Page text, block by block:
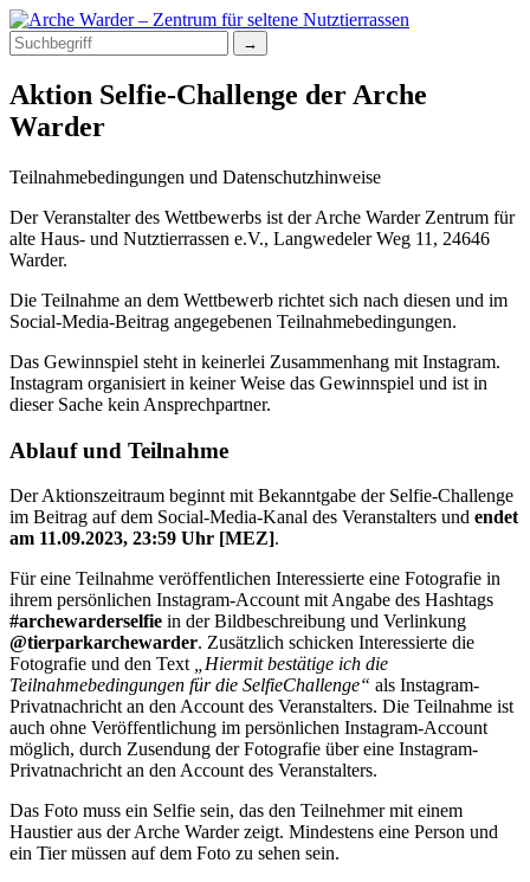
Aktion Selfie-Challenge der Arche
Warder
Teilnahmebedingungen und Datenschutzhinweise
Der Veranstalter des Wettbewerbs ist der Arche Warder Zentrum für
alte Haus- und Nutztierrassen e.V., Langwedeler Weg 11, 24646
Warder.
Die Teilnahme an dem Wettbewerb richtet sich nach diesen und im
Social-Media-Beitrag angegebenen Teilnahmebedingungen.
Das Gewinnspiel steht in keinerlei Zusammenhang mit Instagram.
Instagram organisiert in keiner Weise das Gewinnspiel und ist in
dieser Sache kein Ansprechpartner.
Ablauf und Teilnahme
Der Aktionszeitraum beginnt mit Bekanntgabe der Selfie-Challenge
im Beitrag auf dem Social-Media-Kanal des Veranstalters und endet
am 11.09.2023, 23:59 Uhr [MEZ].
Für eine Teilnahme veröffentlichen Interessierte eine Fotografie in
ihrem persönlichen Instagram-Account mit Angabe des Hashtags
#archewarderselfie in der Bildbeschreibung und Verlinkung
@tierparkarchewarder. Zusätzlich schicken Interessierte die
Fotografie und den Text
„Hiermit bestätige ich die
Teilnahmebedingungen für die SelfieChallenge“ als Instagram-
Privatnachricht an den Account des Veranstalters. Die Teilnahme ist
auch ohne Veröffentlichung im persönlichen Instagram-Account
möglich, durch Zusendung der Fotografie über eine Instagram-
Privatnachricht an den Account des Veranstalters.
Das Foto muss ein Selfie sein, das den Teilnehmer mit einem
Haustier aus der Arche Warder zeigt. Mindestens eine Person und
ein Tier müssen auf dem Foto zu sehen sein.